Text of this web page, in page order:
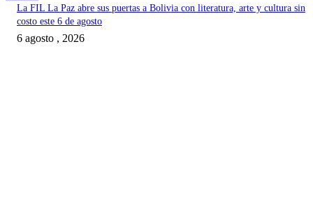
La FIL La Paz abre sus puertas a Bolivia con literatura, arte y cultura sin
costo este 6 de agosto
6 agosto , 2026